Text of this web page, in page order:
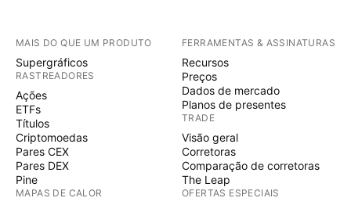
MAIS DO QUE UM PRODUTO
Supergráficos
RASTREADORES
Ações
ETFs
Títulos
Criptomoedas
Pares CEX
Pares DEX
Pine
MAPAS DE CALOR
FERRAMENTAS & ASSINATURAS
Recursos
Preços
Dados de mercado
Planos de presentes
TRADE
Visão geral
Corretoras
Comparação de corretoras
The Leap
OFERTAS ESPECIAIS